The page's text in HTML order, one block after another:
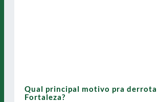
Qual principal motivo pra derrota
Fortaleza?